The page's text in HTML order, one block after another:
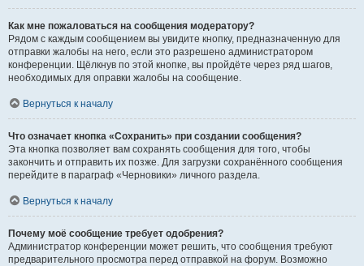
Как мне пожаловаться на сообщения модератору?
Рядом с каждым сообщением вы увидите кнопку, предназначенную для
отправки жалобы на него, если это разрешено администратором
конференции. Щёлкнув по этой кнопке, вы пройдёте через ряд шагов,
необходимых для оправки жалобы на сообщение.
Вернуться к началу
Что означает кнопка «Сохранить» при создании сообщения?
Эта кнопка позволяет вам сохранять сообщения для того, чтобы
закончить и отправить их позже. Для загрузки сохранённого сообщения
перейдите в параграф «Черновики» личного раздела.
Вернуться к началу
Почему моё сообщение требует одобрения?
Администратор конференции может решить, что сообщения требуют
предварительного просмотра перед отправкой на форум. Возможно